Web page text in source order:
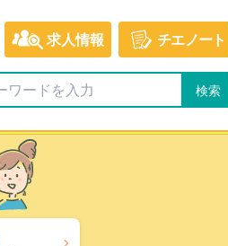
求人情報 チエノート